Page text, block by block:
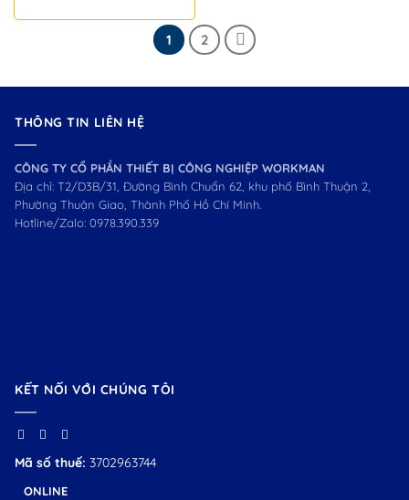
1 2
THÔNG TIN LIÊN HỆ
CÔNG TY CỔ PHẦN THIẾT BỊ CÔNG NGHIỆP WORKMAN
Địa chỉ: T2/D3B/31, Đường Bình Chuẩn 62, khu phố Bình Thuận 2,
Phường Thuận Giao, Thành Phố Hồ Chí Minh.
Hotline/Zalo: 0978.390.339
KẾT NỐI VỚI CHÚNG TÔI
Mã số thuế: 3702963744
ONLINE